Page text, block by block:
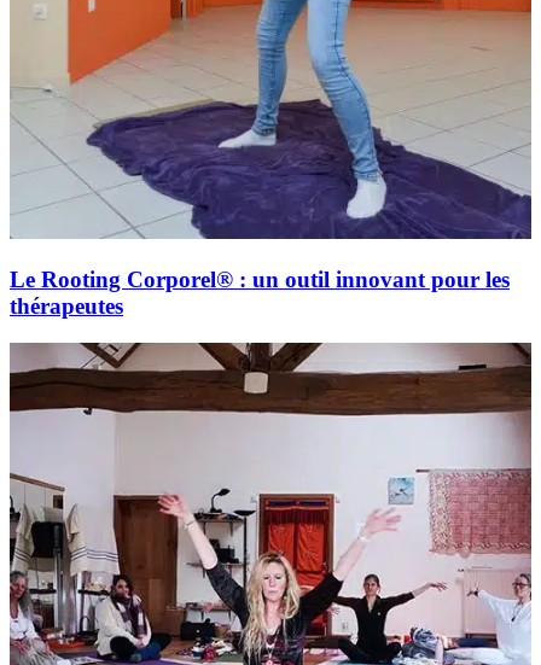
Le Rooting Corporel® : un outil innovant pour les
thérapeutes